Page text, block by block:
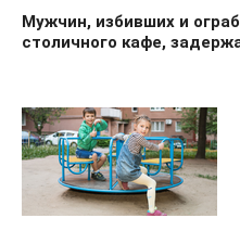
Мужчин, избивших и
столичного кафе,